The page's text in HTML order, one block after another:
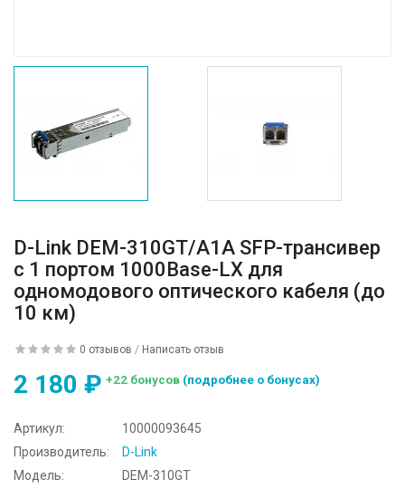
D-Link DEM-310GT/A1A SFP-трансивер
с 1 портом 1000Base-LX для
одномодового оптического кабеля (до
10 км)
0 отзывов / Написать отзыв
2 180 ₽ +22 бонусов (подробнее о бонусах)
Артикул:
10000093645
Производитель:
D-Link
Модель:
DEM-310GT